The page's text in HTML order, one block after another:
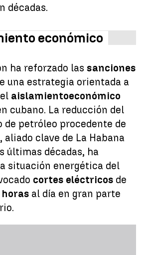
décadas.
económico
ha reforzado las sanciones
una estrategia orientada a
aislamientoeconómico
cubano. La reducción del
de petróleo procedente de
aliado clave de La Habana
últimas décadas, ha
situación energética del
cortes eléctricos de
horas al día en gran parte